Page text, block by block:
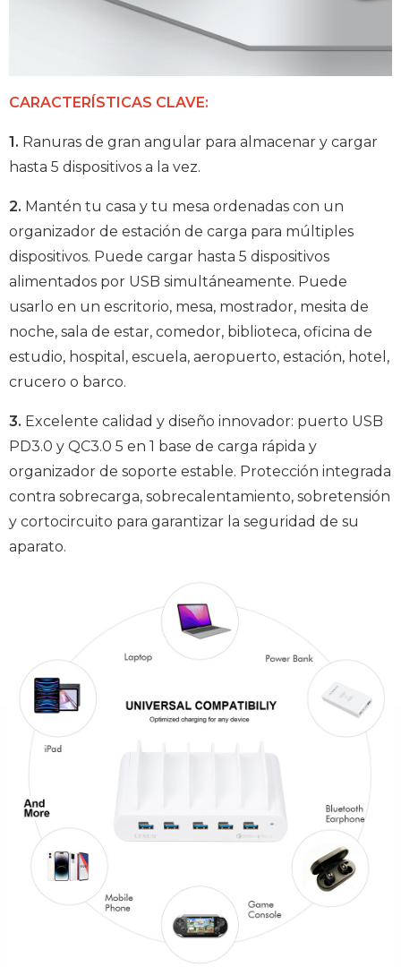
CARACTERÍSTICAS CLAVE:
1. Ranuras de gran angular para almacenar y cargar
hasta 5 dispositivos a la vez.
2. Mantén tu casa y tu mesa ordenadas con un
organizador de estación de carga para múltiples
dispositivos. Puede cargar hasta 5 dispositivos
alimentados por USB simultáneamente. Puede
usarlo en un escritorio, mesa, mostrador, mesita de
noche, sala de estar, comedor, biblioteca, oficina de
estudio, hospital, escuela, aeropuerto, estación, hotel,
crucero o barco.
3. Excelente calidad y diseño innovador: puerto USB
PD3.0 y QC3.0 5 en 1 base de carga rápida y
organizador de soporte estable. Protección integrada
contra sobrecarga, sobrecalentamiento, sobretensión
y cortocircuito para garantizar la seguridad de su
aparato.